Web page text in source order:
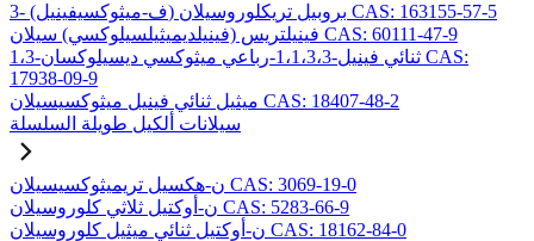
3- (ف-ميثوكسيفينيل) بروبيل تريكلوروسيلان CAS: 163155-57-5
فينيلتريس (فينيلديميثيلسيلوكسي) سيلان CAS: 60111-47-9
1،3-ثنائي فينيل-1،1،3،3-رباعي ميثوكسي ديسيلوكسان CAS:
17938-09-9
ميثيل ثنائي فينيل ميثوكسيسيلان CAS: 18407-48-2
سيلانات ألكيل طويلة السلسلة
ن-هكسيل تريميثوكسيسيلان CAS: 3069-19-0
ن-أوكتيل ثلاثي كلوروسيلان CAS: 5283-66-9
ن-أوكتيل ثنائي ميثيل كلوروسيلان CAS: 18162-84-0